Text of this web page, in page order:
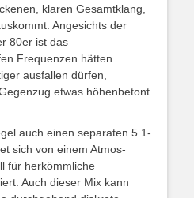
klaren Gesamtklang,
Angesichts der
80er ist das
Frequenzen hätten
ausfallen dürfen,
etwas höhenbetont
auch einen separaten 5.1-
sich von einem Atmos-
für herkömmliche
Auch dieser Mix kann